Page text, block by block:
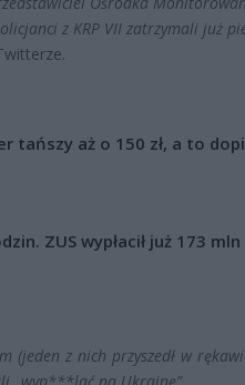
z KRP VII zatrzymali już
tańszy aż o 150 zł, a to
ZUS wypłacił już 173 mln
(jeden z nich przyszedł w